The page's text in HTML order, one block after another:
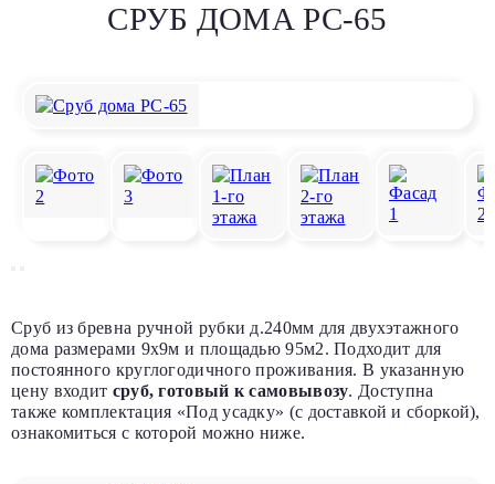
СРУБ ДОМА РС-65
Сруб из бревна ручной рубки д.240мм для двухэтажного
дома размерами 9х9м и площадью 95м2. Подходит для
постоянного круглогодичного проживания. В указанную
цену входит сруб, готовый к самовывозу. Доступна
также комплектация «Под усадку» (с доставкой и сборкой),
ознакомиться с которой можно ниже.